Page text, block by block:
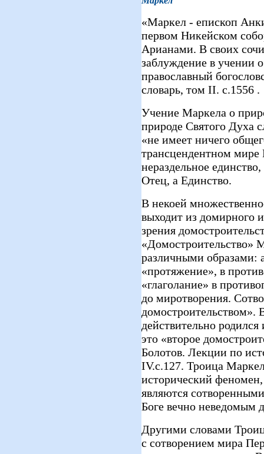
«Маркел - епископ
первом Никейском
Арианами. В своих
заблуждение в учении
православный
словарь, том II. с.1556 .
Учение Маркела о
природе Святого Духа
«не имеет ничего
трансцендентном
нераздельное
Отец, а Единство.
В некоей
выходит из домирного
зрения
«Домостроительство»
различными образами:
«протяжение», в
«глаголание» в
до миротворения.
действительно
это «второе
Болотов. Лекции по
IV.с.127. Троица
исторический
являются
Боге вечно неведомым
Другими словами
с сотворением мира